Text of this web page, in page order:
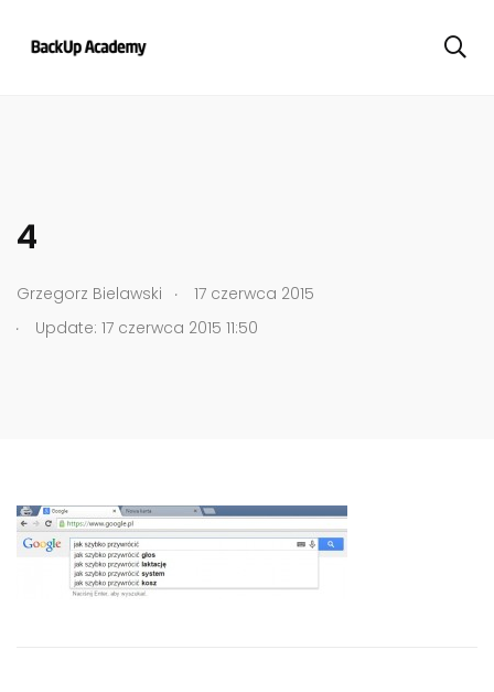
4
Grzegorz Bielawski .
17 czerwca 2015
.
Update: 17 czerwca 2015 11:50